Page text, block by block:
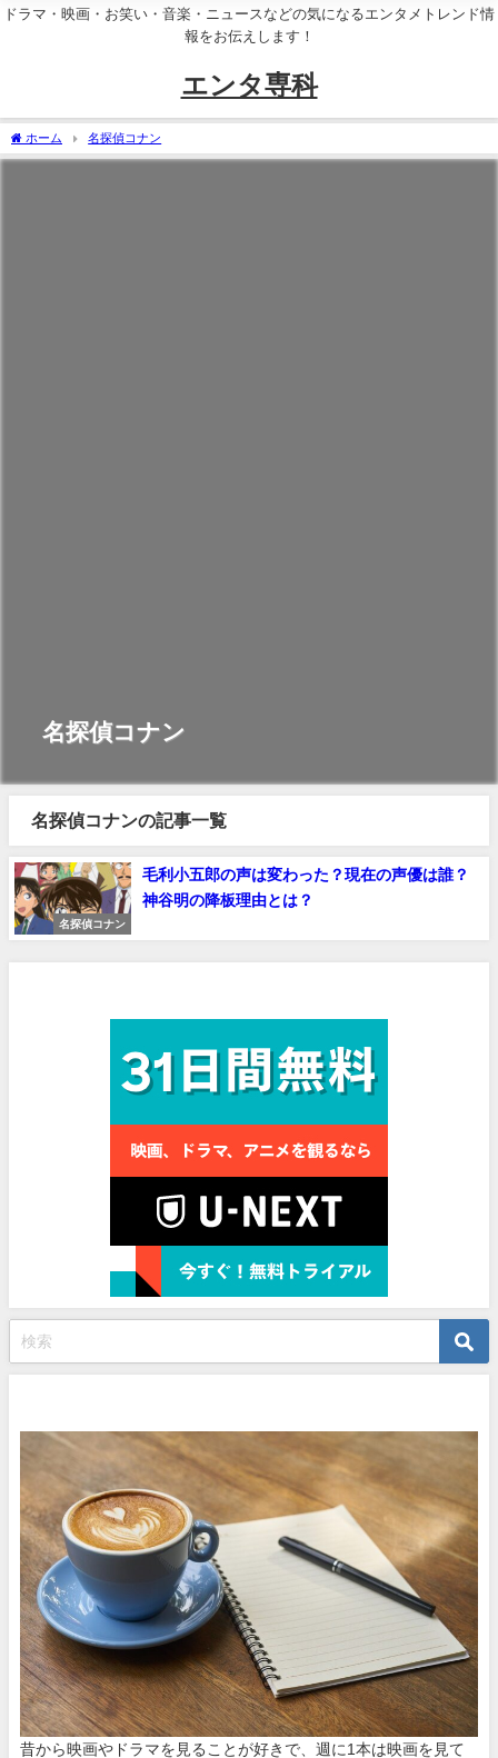
ドラマ・映画・お笑い・音楽・ニュースなどの気になるエンタメトレンド情
報をお伝えします！
エンタ専科
ホーム 名探偵コナン
名探偵コナン
名探偵コナンの記事一覧
名探偵コナン
毛利小五郎の声は変わった？現在の声優は誰？
神谷明の降板理由とは？
昔から映画やドラマを見ることが好きで、週に1本は映画を見て